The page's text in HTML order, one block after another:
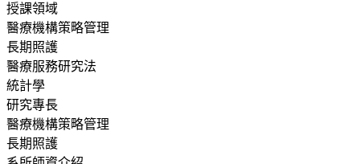
授課領域
醫療機構策略管理
長期照護
醫療服務研究法
統計學
研究專長
醫療機構策略管理
長期照護